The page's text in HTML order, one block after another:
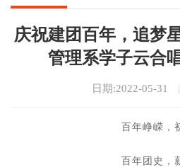
庆祝建团百年，追
管理系学子云合
日期:2022-05-31 |
百年峥嵘，
百年团史，